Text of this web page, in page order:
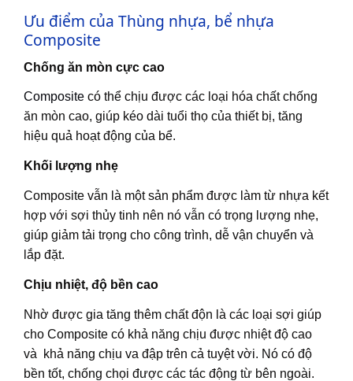
Ưu điểm của Thùng nhựa, bể nhựa
Composite
Chống ăn mòn cực cao
Composite có thể chịu được các loại hóa chất chống
ăn mòn cao, giúp kéo dài tuổi thọ của thiết bị, tăng
hiệu quả hoạt động của bể.
Khối lượng nhẹ
Composite vẫn là một sản phẩm được làm từ nhựa kết
hợp với sợi thủy tinh nên nó vẫn có trọng lượng nhẹ,
giúp giảm tải trọng cho công trình, dễ vận chuyển và
lắp đặt.
Chịu nhiệt, độ bền cao
Nhờ được gia tăng thêm chất độn là các loại sợi giúp
cho Composite có khả năng chịu được nhiệt độ cao
và khả năng chịu va đập trên cả tuyệt vời. Nó có độ
bền tốt, chống chọi được các tác động từ bên ngoài.